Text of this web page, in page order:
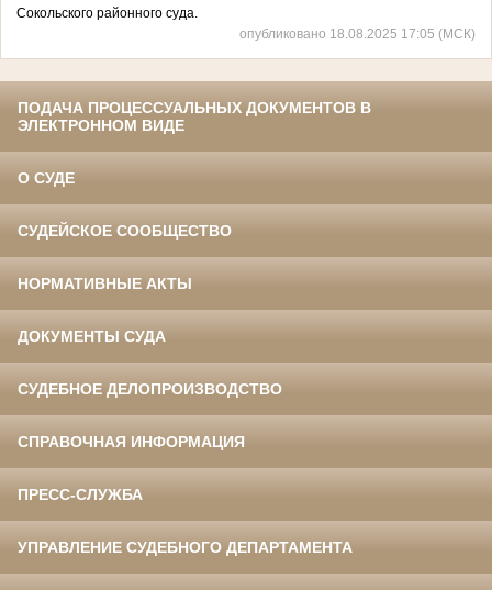
Сокольского районного суда.
опубликовано 18.08.2025 17:05 (МСК)
ПОДАЧА ПРОЦЕССУАЛЬНЫХ ДОКУМЕНТОВ В
ЭЛЕКТРОННОМ ВИДЕ
О СУДЕ
СУДЕЙСКОЕ СООБЩЕСТВО
НОРМАТИВНЫЕ АКТЫ
ДОКУМЕНТЫ СУДА
СУДЕБНОЕ ДЕЛОПРОИЗВОДСТВО
СПРАВОЧНАЯ ИНФОРМАЦИЯ
ПРЕСС-СЛУЖБА
УПРАВЛЕНИЕ СУДЕБНОГО ДЕПАРТАМЕНТА